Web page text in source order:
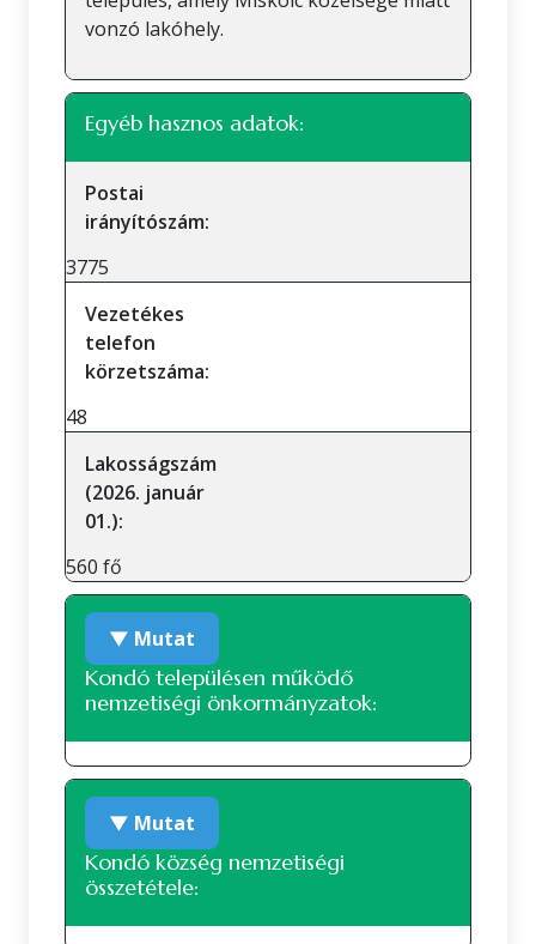
vonzó lakóhely.
Egyéb hasznos adatok:
Postai
irányítószám:
3775
Vezetékes
telefon
körzetszáma:
48
Lakosságszám
(2026. január
01.):
560 fő
▼ Mutat
Kondó településen működő
nemzetiségi önkormányzatok:
A településen jelenleg nem működik
nemzetiségi önkormányzat.
▼ Mutat
Kondó község nemzetiségi
összetétele: